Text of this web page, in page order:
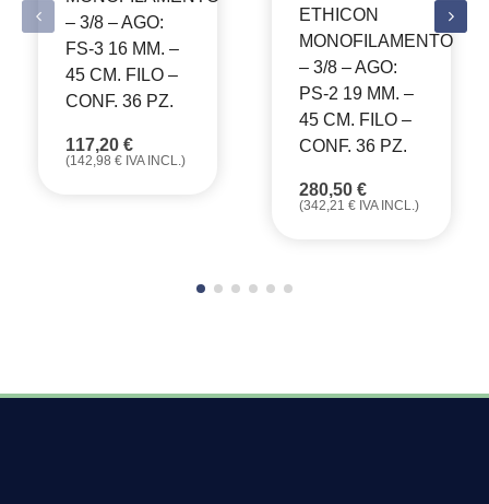
– 3/8 – AGO:
FS-3 16 MM. –
45 CM. FILO –
CONF. 36 PZ.
117,20 €
(142,98 € IVA INCL.)
ETHICON
MONOFILAMENTO
– 3/8 – AGO:
PS-2 19 MM. –
45 CM. FILO –
CONF. 36 PZ.
280,50 €
(342,21 € IVA INCL.)